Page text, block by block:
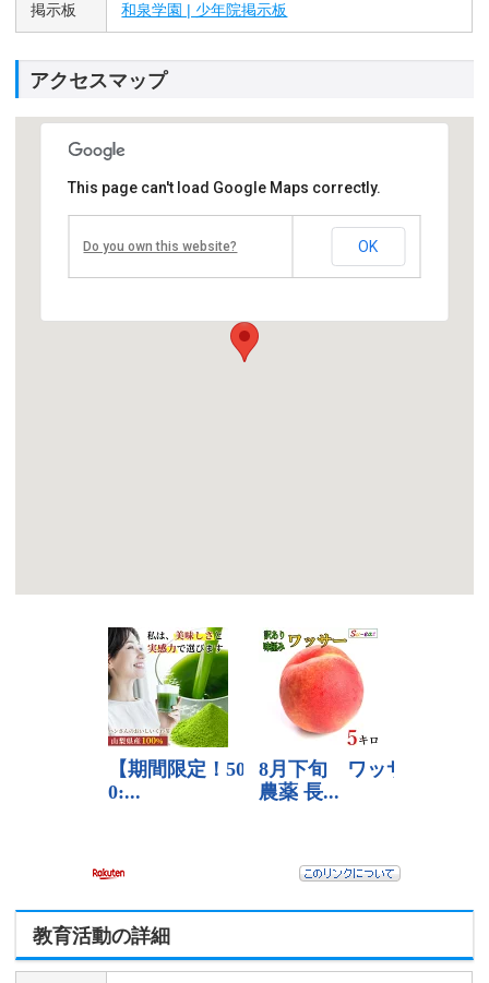
掲示板 和泉学園 | 少年院掲示板
アクセスマップ
和泉学園
大阪府阪南市貝掛１０９６
This page can't load Google Maps correctly.
Do you own this website? OK
教育活動の詳細